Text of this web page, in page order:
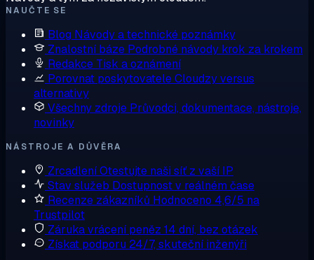
NAUČTE SE
Blog Návody a technické poznámky
Znalostní báze Podrobné návody krok za krokem
Redakce Tisk a oznámení
Porovnat poskytovateleCloudzy versus
alternativy
Všechny zdroje Průvodci, dokumentace, nástroje,
novinky
NÁSTROJE A DŮVĚRA
ZrcadleníOtestujte naši síť z vaší IP
Stav služeb Dostupnost v reálném čase
Recenze zákazníků Hodnoceno 4,6/5 na
Trustpilot
Záruka vrácení peněz 14 dní, bez otázek
Získat podporu 24/7, skuteční inženýři